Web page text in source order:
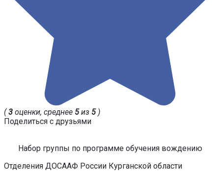
(3 оценки, среднее 5из 5)
Поделиться с друзьями
Набор группы по программе обучения вождению
Отделения ДОСААФ России Курганской области